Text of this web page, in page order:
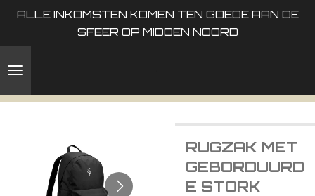
Ga
de
ALLE INKOMSTEN KOMEN TEN GOEDE AAN DE
SFEER OP MIDDEN NOORD
RUGZAK MET
GEBORDUURD
E STORK